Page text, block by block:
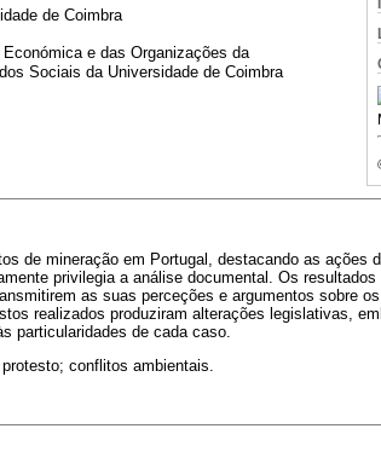
de Coimbra
e das Organizações da
Sociais da Universidade de Coimbra
de mineração em Portugal, destacando as ações
privilegia a análise documental. Os
as suas perceções e argumentos sobre
realizados produziram alterações legislativas,
particularidades de cada caso.
conflitos ambientais.